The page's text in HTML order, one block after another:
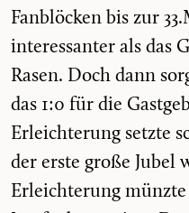
Fanblöcken bis zur
interessanter als das
Rasen. Doch dann
das 1:0 für die
Erleichterung setzte
der erste große Jubel
Erleichterung münzte